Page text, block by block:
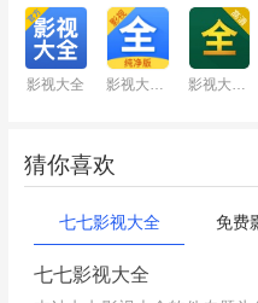
影视大全
猜你喜欢
七七影视大全 免费
七七影视大全